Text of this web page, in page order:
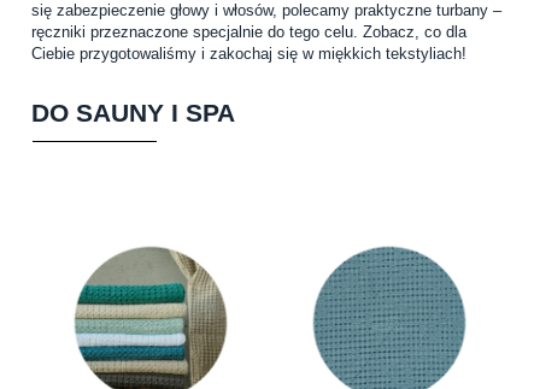
się zabezpieczenie głowy i włosów, polecamy praktyczne turbany –
ręczniki przeznaczone specjalnie do tego celu. Zobacz, co dla
Ciebie przygotowaliśmy i zakochaj się w miękkich tekstyliach!
DO SAUNY I SPA